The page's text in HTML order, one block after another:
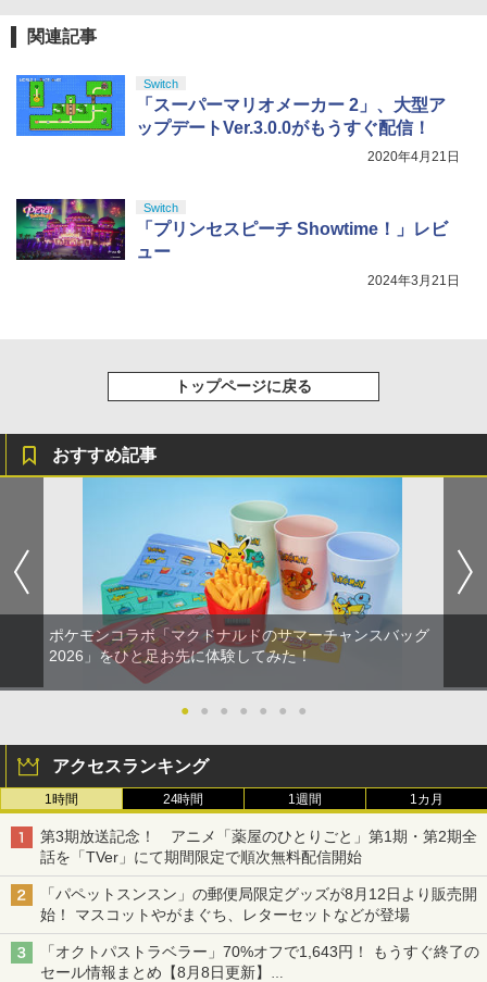
関連記事
Switch
「スーパーマリオメーカー 2」、大型ア
ップデートVer.3.0.0がもうすぐ配信！
2020年4月21日
Switch
「プリンセスピーチ Showtime！」レビ
ュー
2024年3月21日
トップページに戻る
おすすめ記事
ポケモンコラボ「マクドナルドのサマーチャンスバッグ
2026」をひと足お先に体験してみた！
● ● ● ● ● ● ●
アクセスランキング
1時間 24時間 1週間 1カ月
第3期放送記念！ アニメ「薬屋のひとりごと」第1期・第2期全
話を「TVer」にて期間限定で順次無料配信開始
「パペットスンスン」の郵便局限定グッズが8月12日より販売開
始！ マスコットやがまぐち、レターセットなどが登場
「オクトパストラベラー」70%オフで1,643円！ もうすぐ終了の
セール情報まとめ【8月8日更新】